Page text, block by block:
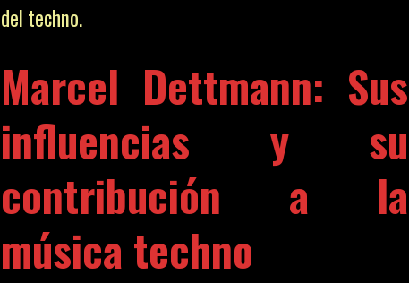
del techno.
Marcel Dettmann: Sus
influencias y su
contribución a la
música techno